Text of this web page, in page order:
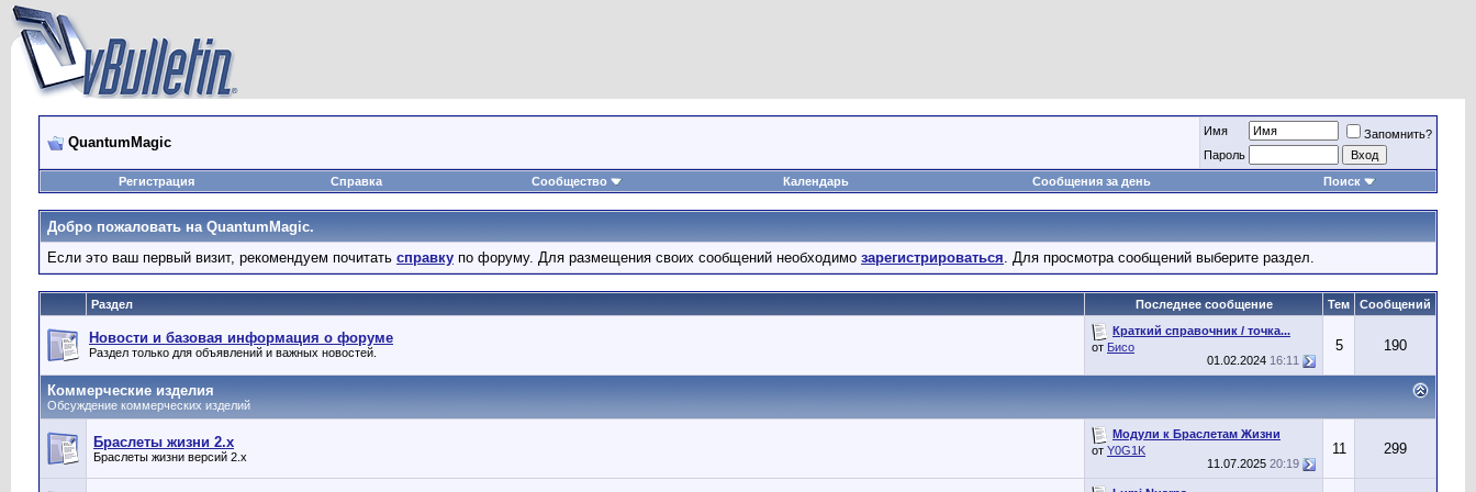
QuantumMagic
Имя
Запомнить?
Пароль
Регистрация
Справка Сообщество Календарь Сообщения за день Поиск
Добро пожаловать на QuantumMagic.
Если это ваш первый визит, рекомендуем почитать справку по форуму. Для размещения своих сообщений необходимо зарегистрироваться. Для просмотра сообщений выберите раздел.
Раздел Последнее сообщение Тем Сообщений
Новости и базовая информация о форуме
Раздел только для объявлений и важных новостей.
Краткий справочник / точка...
от Бисо
01.02.2024 16:11
5 190
Коммерческие изделия
Обсуждение коммерческих изделий
Браслеты жизни 2.x
Браслеты жизни версий 2.x
Модули к Браслетам Жизни
от Y0G1K
11.07.2025 20:19
11 299